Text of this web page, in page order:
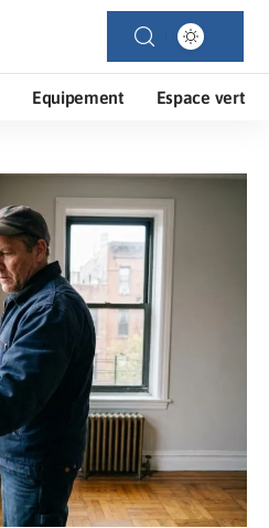
Equipement Espace vert